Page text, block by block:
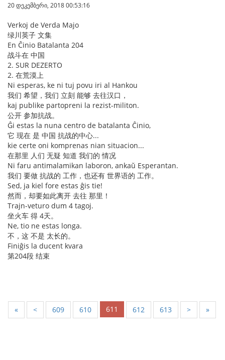
20 დეკემბერი, 2018 00:53:16
Verkoj de Verda Majo
绿川英子 文集
En Ĉinio Batalanta 204
战斗在 中国
2. SUR DEZERTO
2. 在荒漠上
Ni esperas, ke ni tuj povu iri al Hankou
我们 希望，我们 立刻 能够 去往汉口，
kaj publike partopreni la rezist-militon.
公开 参加抗战。
Ĝi estas la nuna centro de batalanta Ĉinio,
它 现在 是 中国 抗战的中心...
kie certe oni komprenas nian situacion...
在那里 人们 无疑 知道 我们的 情况
Ni faru antimalamikan laboron, ankaŭ Esperantan.
我们 要做 抗战的 工作，也还有 世界语的 工作。
Sed, ja kiel fore estas ĝis tie!
然而，却要如此离开 去往 那里！
Trajn-veturo dum 4 tagoj.
坐火车 得 4天。
Ne, tio ne estas longa.
不，这 不是 太长的。
Finiĝis la ducent kvara
第204段 结束
« < 609 610 611 612 613 > »